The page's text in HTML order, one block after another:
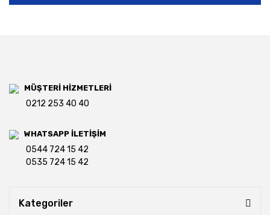
MÜŞTERİ HİZMETLERİ
0212 253 40 40
WHATSAPP İLETİŞİM
0544 724 15 42
0535 724 15 42
Kategoriler